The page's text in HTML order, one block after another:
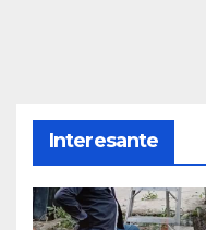
Interesante